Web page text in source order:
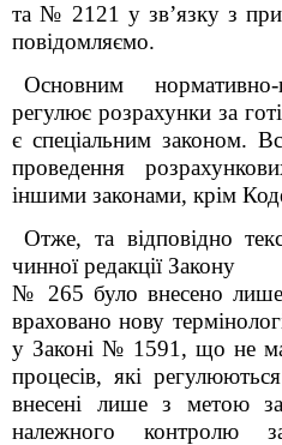
та № 2121 у зв’язку з
повідомляємо.
Основним
регулює розрахунки за
є спеціальним законом.
проведення
іншими законами, крім
Отже, та відповідно
чинної редакції Закону
№ 265 було внесено лише
враховано нову
у Законі № 1591, що не
процесів, які
внесені лише з метою
належного контролю